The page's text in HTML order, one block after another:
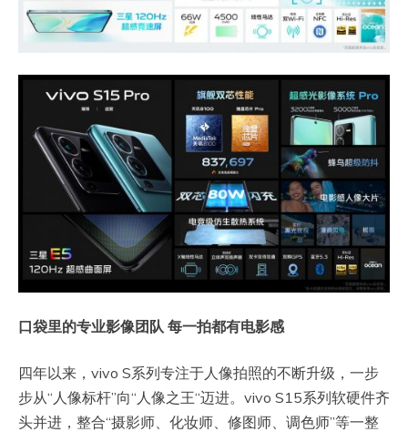
口袋里的专业影像团队 每一拍都有电影感
四年以来，vivo S系列专注于人像拍照的不断升级，一步
步从“人像标杆”向“人像之王“迈进。vivo S15系列软硬件齐
头并进，整合“摄影师、化妆师、修图师、调色师”等一整